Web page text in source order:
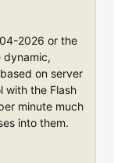
2026 or the
dynamic,
on server
with the Flash
minute much
into them.